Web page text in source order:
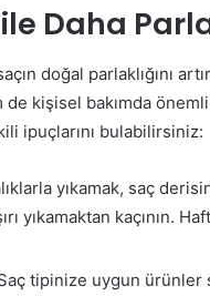
ile Daha
doğal parlaklığını
kişisel bakımda
ipuçlarını bulabilirsiniz:
yıkamak, saç
yıkamaktan kaçının.
tipinize uygun ürünler